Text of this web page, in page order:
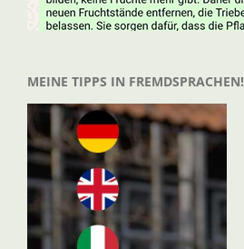
MEINE TIPPS IN FREMDSPRACHEN!